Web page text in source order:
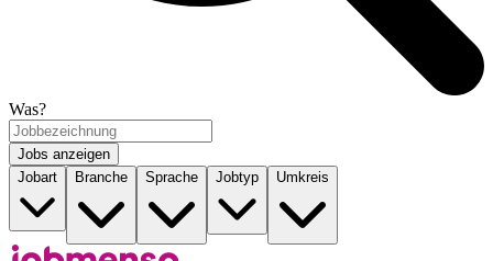
Was?
Jobs anzeigen
Jobart
Branche Sprache Jobtyp Umkreis